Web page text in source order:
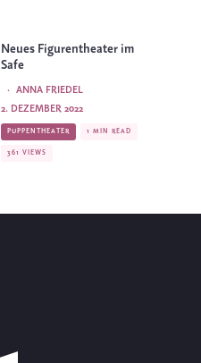
Neues Figurentheater im
Safe
ANNA FRIEDEL
·
2. DEZEMBER 2022
PUPPENTHEATER 1 MIN READ
361 VIEWS